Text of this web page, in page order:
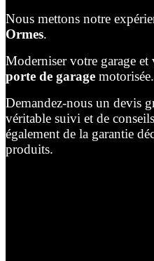
Nous mettons notre
Ormes.
Moderniser votre garage
porte de garage motorisée.
Demandez-nous un devis
véritable suivi et de
également de la garantie
produits.